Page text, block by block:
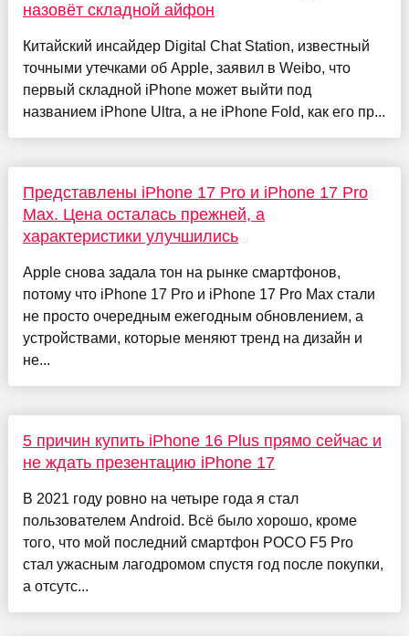
назовёт складной айфон
Китайский инсайдер Digital Chat Station, известный
точными утечками об Apple, заявил в Weibo, что
первый складной iPhone может выйти под
названием iPhone Ultra, а не iPhone Fold, как его пр...
Представлены iPhone 17 Pro и iPhone 17 Pro
Max. Цена осталась прежней, а
характеристики улучшились
Apple снова задала тон на рынке смартфонов,
потому что iPhone 17 Pro и iPhone 17 Pro Max стали
не просто очередным ежегодным обновлением, а
устройствами, которые меняют тренд на дизайн и
не...
5 причин купить iPhone 16 Plus прямо сейчас и
не ждать презентацию iPhone 17
В 2021 году ровно на четыре года я стал
пользователем Android. Всё было хорошо, кроме
того, что мой последний смартфон POCO F5 Pro
стал ужасным лагодромом спустя год после покупки,
а отсутс...